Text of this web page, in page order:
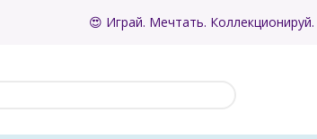
😍 Играй. Мечтать. Коллекционируй.